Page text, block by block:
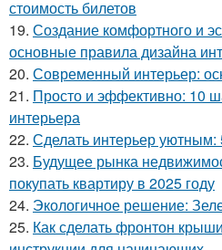
стоимость билетов
19. Создание комфортного и
основные правила дизайна
20. Современный интерьер:
21. Просто и эффективно: 10
интерьера
22. Сделать интерьер уютным:
23. Будущее рынка
покупать квартиру в 2025 году
24. Экологичное решение:
25. Как сделать фронтон